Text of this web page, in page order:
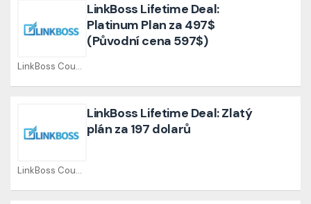
LinkBoss Coupons
LinkBoss Lifetime Deal:
Platinum Plan za 497$
(Původní cena 597$)
LinkBoss Coupons
LinkBoss Lifetime Deal: Zlatý
plán za 197 dolarů